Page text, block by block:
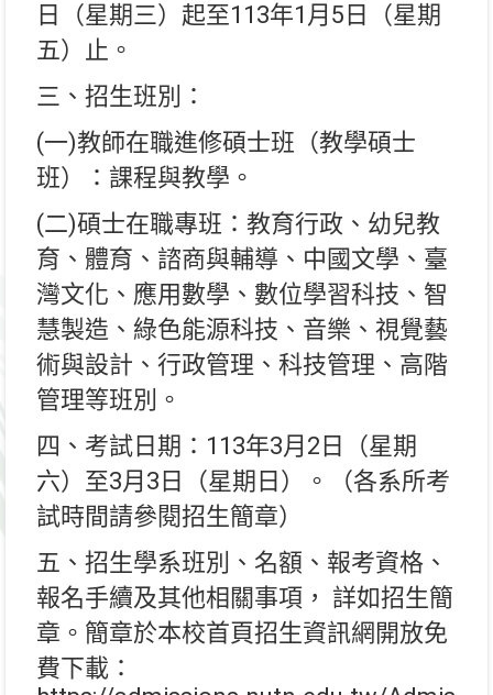
日（星期三）起至113年1月5日（星期
五）止。
三、招生班別：
(一)教師在職進修碩士班（教學碩士
班）：課程與教學。
(二)碩士在職專班：教育行政、幼兒教
育、體育、諮商與輔導、中國文學、臺
灣文化、應用數學、數位學習科技、智
慧製造、綠色能源科技、音樂、視覺藝
術與設計、行政管理、科技管理、高階
管理等班別。
四、考試日期：113年3月2日（星期
六）至3月3日（星期日）。（各系所考
試時間請參閱招生簡章）
五、招生學系班別、名額、報考資格、
報名手續及其他相關事項， 詳如招生簡
章。簡章於本校首頁招生資訊網開放免
費下載：